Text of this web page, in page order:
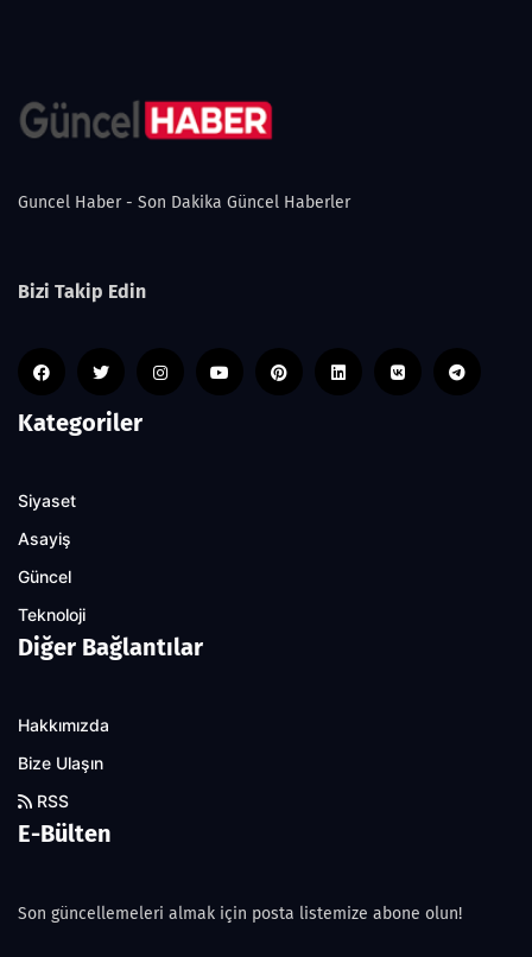
Guncel Haber - Son Dakika Güncel Haberler
Bizi Takip Edin
Kategoriler
Siyaset
Asayiş
Güncel
Teknoloji
Diğer Bağlantılar
Hakkımızda
Bize Ulaşın
RSS
E-Bülten
Son güncellemeleri almak için posta listemize abone olun!